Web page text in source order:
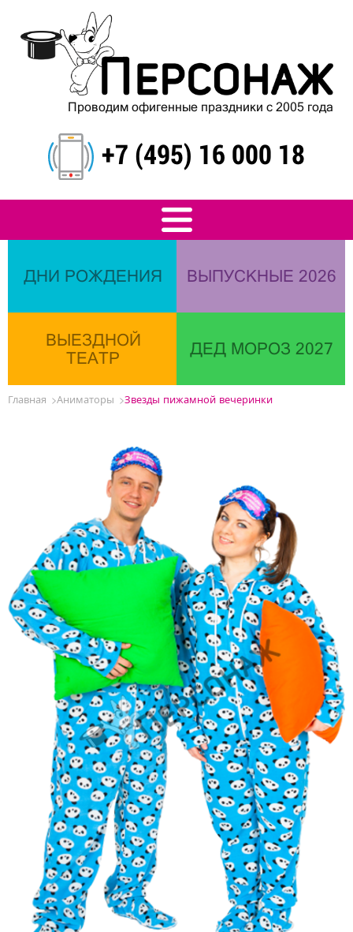
Проводим офигенные праздники с 2005 года
+7 (495) 16 000 18
ДНИ РОЖДЕНИЯ ВЫПУСКНЫЕ 2026
ВЫЕЗДНОЙ
ТЕАТР
ДЕД МОРОЗ 2027
Главная Аниматоры Звезды пижамной вечеринки